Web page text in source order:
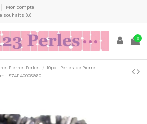
Mon compte
souhaits (0)
0
Pierres Perles
10pc - Perles de Pierre -
- 8741140008960